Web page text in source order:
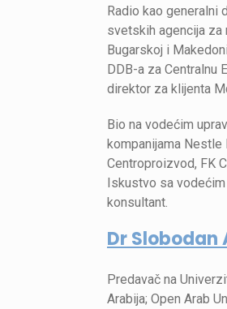
Radio kao generalni
svetskih agencija za
Bugarskoj i
DDB-a za Centralnu
direktor za klijenta
Bio na vodećim
kompanijama Nestle
Centroproizvod, FK
Iskustvo sa
konsultant.
Dr Slobodan
Predavač na
Arabija; Open Arab